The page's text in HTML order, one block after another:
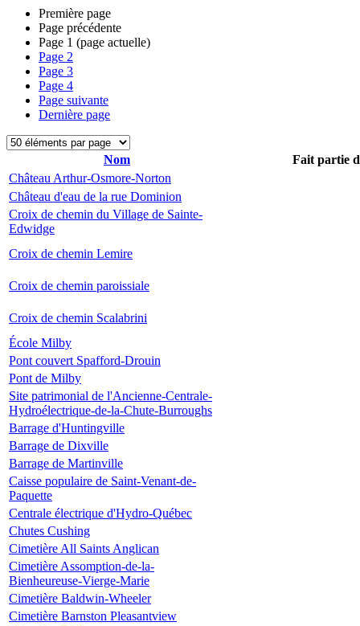
Première page
Page précédente
Page 1 (page actuelle)
Page 2
Page 3
Page 4
Page suivante
Dernière page
Nom
Fait partie
Château Arthur-Osmore-Norton
Château d'eau de la rue Dominion
Croix de chemin du Village de Sainte-
Edwidge
Croix de chemin Lemire
Croix de chemin paroissiale
Croix de chemin Scalabrini
École Milby
Pont couvert Spafford-Drouin
Pont de Milby
Site patrimonial de l'Ancienne-Centrale-
Hydroélectrique-de-la-Chute-Burroughs
Barrage d'Huntingville
Barrage de Dixville
Barrage de Martinville
Caisse populaire de Saint-Venant-de-
Paquette
Centrale électrique d'Hydro-Québec
Chutes Cushing
Cimetière All Saints Anglican
Cimetière Assomption-de-la-
Bienheureuse-Vierge-Marie
Cimetière Baldwin-Wheeler
Cimetière Barnston Pleasantview